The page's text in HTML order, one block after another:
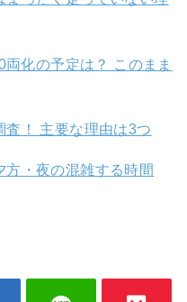
両化の予定は？ このまま
！ 主要な理由は3つ
方・夜の混雑する時間